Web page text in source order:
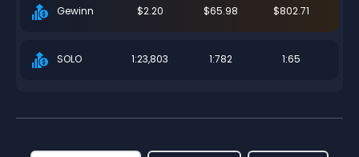
Gewinn $2.20 $65.98 $802.71
SOLO 1:23,803 1:782 1:65